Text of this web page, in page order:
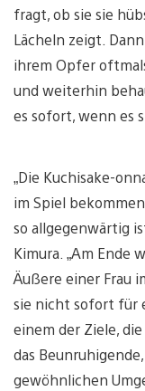
fragt, ob sie sie
Lächeln zeigt.
ihrem Opfer
und weiterhin
es sofort, wenn es
„Die Kuchisake-
im Spiel
so allgegenwärtig
Kimura. „Am Ende
Äußere einer Frau
sie nicht sofort für
einem der Ziele,
das
gewöhnlichen